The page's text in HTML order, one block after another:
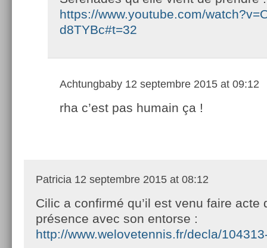
https://www.youtube.com/
d8TYBc#t=32
Achtungbaby 12 septembre 2015 at 09:12
rha c’est pas humain ça !
Patricia 12 septembre 2015 at 08:12
Cilic a confirmé qu’il est venu faire acte
présence avec son entorse :
http://www.welovetennis.fr/decla/